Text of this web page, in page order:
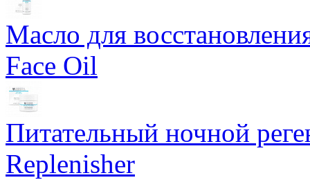
Масло для
Face Oil
Питательный ночной
Replenisher